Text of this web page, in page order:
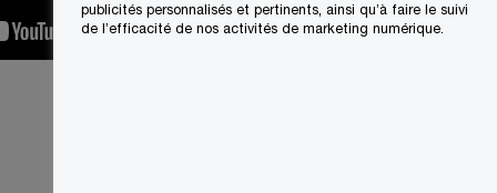
publicités personnalisés et pertinents, ainsi qu’à faire le suivi
de l’efficacité de nos activités de marketing numérique.